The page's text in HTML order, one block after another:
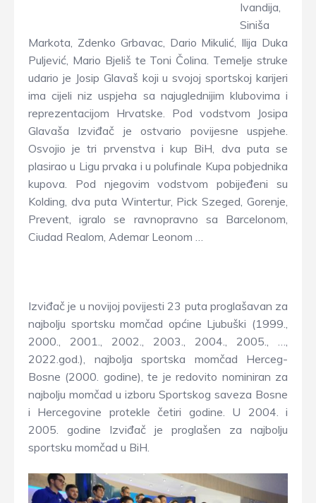
Ivandija,
Siniša
Markota, Zdenko Grbavac, Dario Mikulić, Ilija Duka
Puljević, Mario Bjeliš te Toni Čolina. Temelje struke
udario je Josip Glavaš koji u svojoj sportskoj karijeri
ima cijeli niz uspjeha sa najuglednijim klubovima i
reprezentacijom Hrvatske. Pod vodstvom Josipa
Glavaša Izviđač je ostvario povijesne uspjehe.
Osvojio je tri prvenstva i kup BiH, dva puta se
plasirao u Ligu prvaka i u polufinale Kupa pobjednika
kupova. Pod njegovim vodstvom pobijeđeni su
Kolding, dva puta Wintertur, Pick Szeged, Gorenje,
Prevent, igralo se ravnopravno sa Barcelonom,
Ciudad Realom, Ademar Leonom …
Izviđač je u novijoj povijesti 23 puta proglašavan za
najbolju sportsku momčad općine Ljubuški (1999.,
2000., 2001., 2002., 2003., 2004., 2005., …,
2022.god.), najbolja sportska momčad Herceg-
Bosne (2000. godine), te je redovito nominiran za
najbolju momčad u izboru Sportskog saveza Bosne
i Hercegovine protekle četiri godine. U 2004. i
2005. godine Izviđač je proglašen za najbolju
sportsku momčad u BiH.